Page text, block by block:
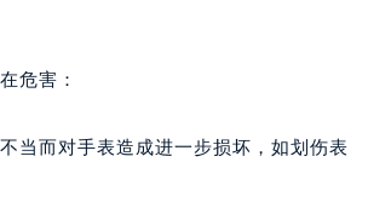
危害：
而对手表造成进一步损坏，如划伤表